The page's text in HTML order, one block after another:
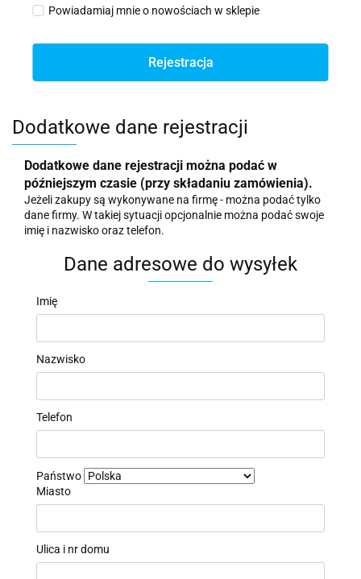
Powiadamiaj mnie o nowościach w sklepie
Rejestracja
Dodatkowe dane rejestracji
Dodatkowe dane rejestracji można podać w
późniejszym czasie (przy składaniu zamówienia).
Jeżeli zakupy są wykonywane na firmę - można podać tylko
dane firmy. W takiej sytuacji opcjonalnie można podać swoje
imię i nazwisko oraz telefon.
Dane adresowe do wysyłek
Imię
Nazwisko
Telefon
Państwo
Miasto
Ulica i nr domu